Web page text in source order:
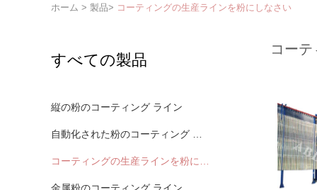
ホーム > 製品> コーティングの生産ラインを粉にしなさい
すべての製品
縦の粉のコーティング ライン
自動化された粉のコーティング ライン
コーティングの生産ラインを粉にしなさい
コー